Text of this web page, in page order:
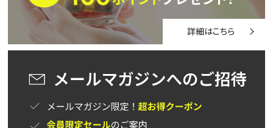
詳細はこちら